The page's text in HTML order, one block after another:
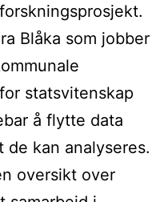
Blåka som jobber
statsvitenskap
å flytte data
de kan analyseres.
oversikt over